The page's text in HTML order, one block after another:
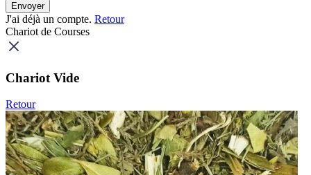
Envoyer
J'ai déjà un compte. Retour
Chariot de Courses
Chariot Vide
Retour